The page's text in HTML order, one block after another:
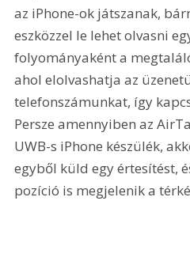
az iPhone-ok játszanak,
eszközzel le lehet olvasni
folyományaként a
ahol elolvashatja az
telefonszámunkat, így
Persze amennyiben az
UWB-s iPhone készülék,
egyből küld egy értesítést,
pozíció is megjelenik a